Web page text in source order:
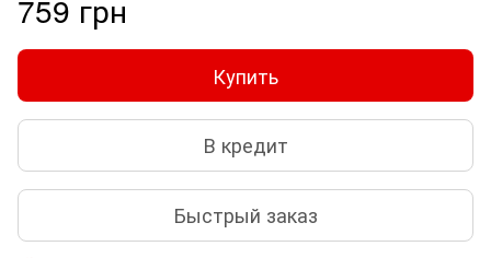
759 грн
Купить
В кредит
Быстрый заказ